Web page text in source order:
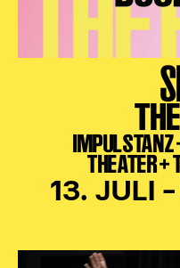
IMPULSTANZ
THEATER +
13. JULI